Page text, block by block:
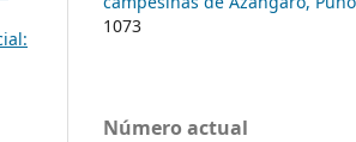
1073
Número actual